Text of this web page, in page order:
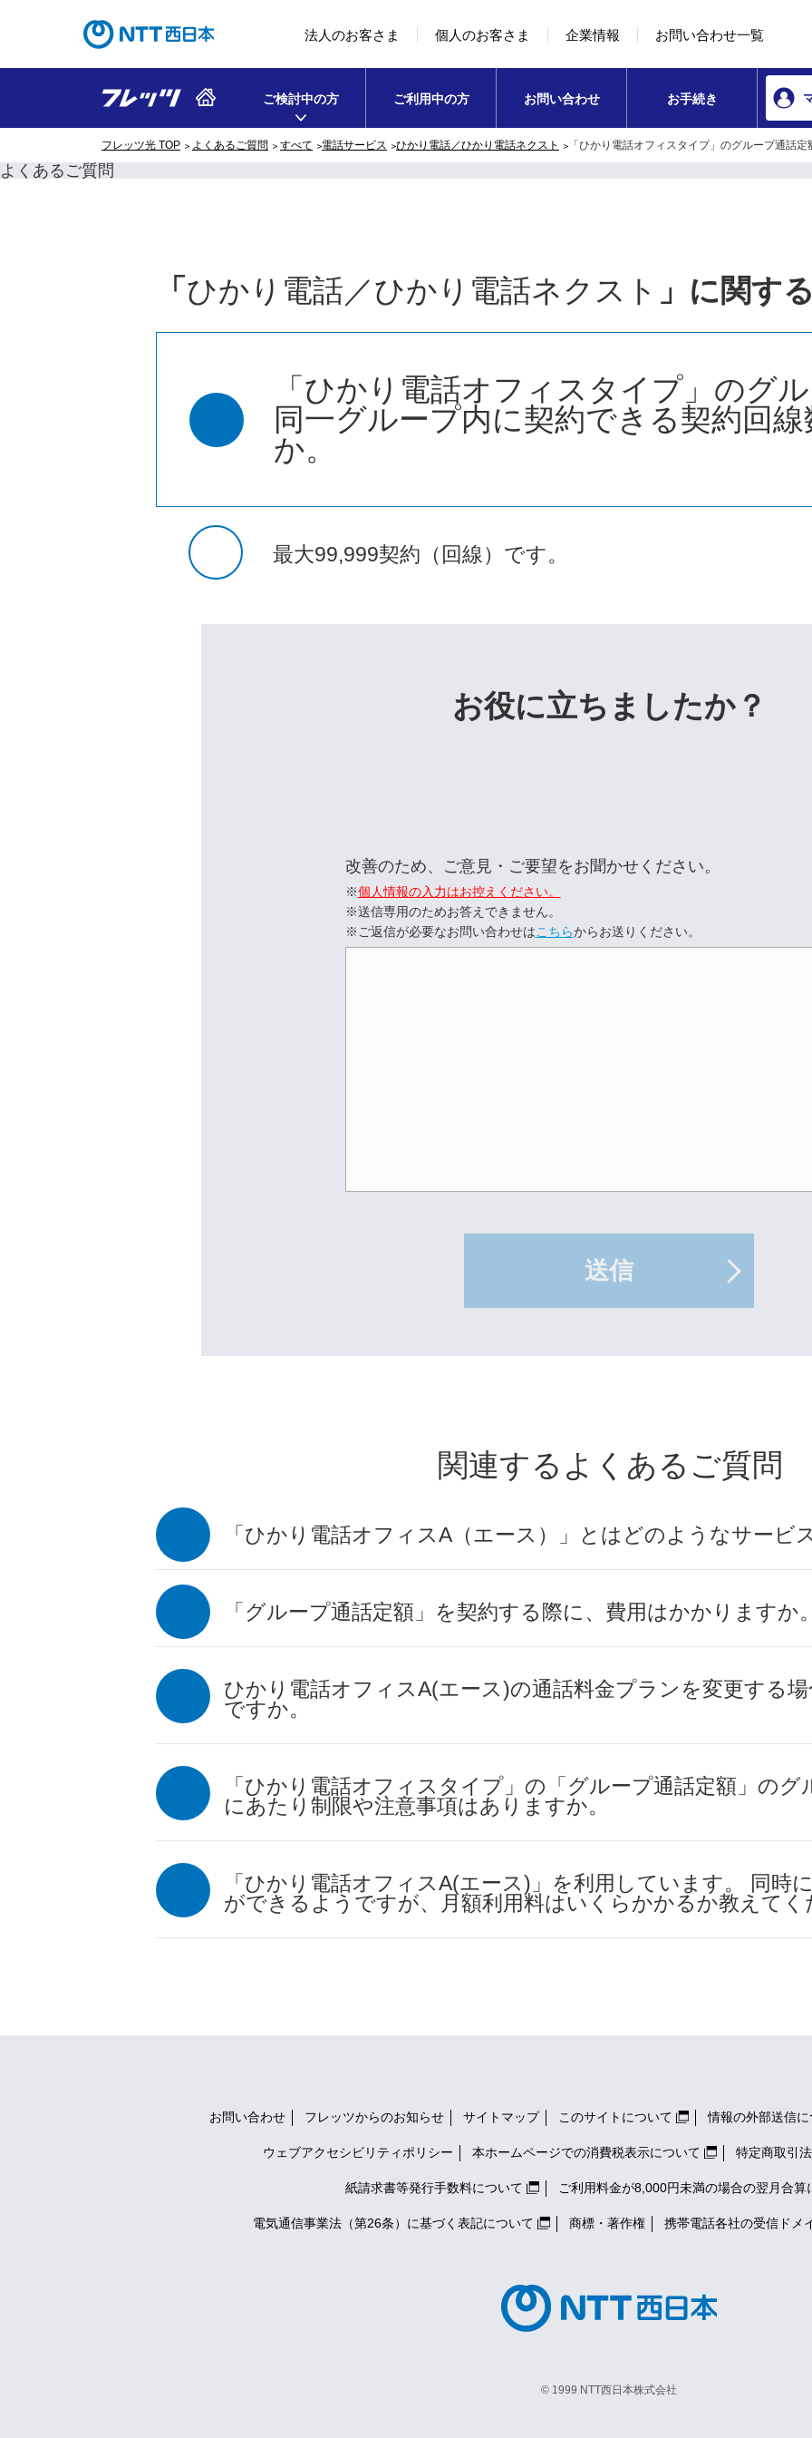
コンテンツのリンクナビゲーションへ移動
法人のお客さま 個人のお客さま 企業情報 お問い合わせ一覧
ご検討中の方 ご利用中の方 お問い合わせ お手続き
フレッツ光 TOP よくあるご質問 すべて 電話サービス ひかり電話／ひかり電話ネクスト 「ひかり電話オフィスタイプ」のグループ通話
よくあるご質問
「 ひかり電話／ひかり電話ネクスト 」に関す
「ひかり電話オフィスタイプ」のグ
同一グループ内に契約できる契約回
か。
最大99,999契約（回線）です。
お役に立ちましたか？
改善のため、ご意見・ご要望をお聞かせください。
※個人情報の入力はお控えください。
※送信専用のためお答えできません。
※ご返信が必要なお問い合わせはこちらからお送りください。
送信
関連するよくあるご質問
「ひかり電話オフィスA（エース）」とはどのようなサービ
「グループ通話定額」を契約する際に、費用はかかりますか。
ひかり電話オフィスA(エース)の通話料金プランを変更する
ですか。
「ひかり電話オフィスタイプ」の「グループ通話定額」のグ
にあたり制限や注意事項はありますか。
「ひかり電話オフィスA(エース)」を利用しています。 同時
ができるようですが、月額利用料はいくらかかるか教えてく
お問い合わせ フレッツからのお知らせ サイトマップ このサイトについて 情報の外部送信に
ウェブアクセシビリティポリシー 本ホームページでの消費税表示について 特定商取引
紙請求書等発行手数料について ご利用料金が8,000円未満の場合の翌月合算
電気通信事業法（第26条）に基づく表記について 商標・著作権 携帯電話各社の受信ドメ
© 1999 NTT西日本株式会社